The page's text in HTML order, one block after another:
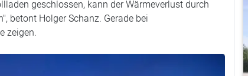
geschlossen, kann der Wärmeverlust durch
betont Holger Schanz. Gerade bei
zeigen.